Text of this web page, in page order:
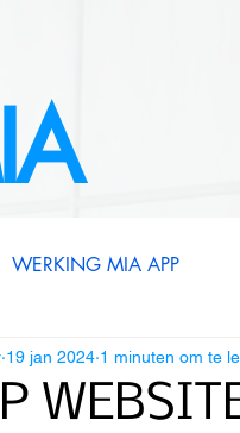
WERKING MIA APP
19 jan 2024 1 minuten om te